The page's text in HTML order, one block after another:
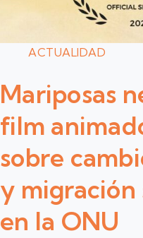
ACTUALIDAD
Mariposas
film
sobre
y migración
en la ONU